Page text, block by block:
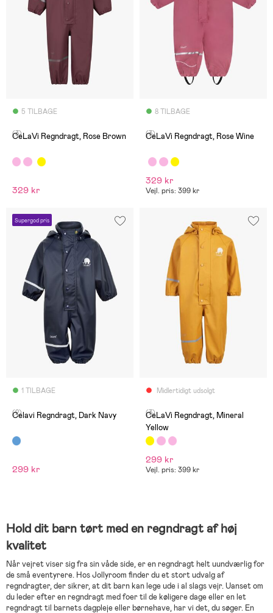
5 TILBAGE
(3)
CeLaVi Regndragt, Rose Brown
329 kr
8 TILBAGE
(3)
CeLaVi Regndragt, Rose Wine
329 kr
Vejl. pris: 399 kr
Supergod pris
1 TILBAGE
(2)
Celavi Regndragt, Dark Navy
299 kr
Midlertidigt udsolgt
(3)
CeLaVi Regndragt, Mineral
Yellow
299 kr
Vejl. pris: 399 kr
Hold dit barn tørt med en regndragt af høj
kvalitet
Når vejret viser sig fra sin våde side, er en regndragt helt uundværlig for
de små eventyrere. Hos Jollyroom finder du et stort udvalg af
regndragter, der sikrer, at dit barn kan lege ude i al slags vejr. Uanset om
du leder efter en regndragt med foer til de køligere dage eller en let
regndragt til barnets dagpleje eller børnehave, har vi det, du søger. En